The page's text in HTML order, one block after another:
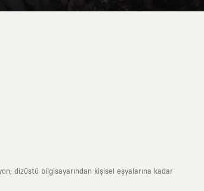
dizüstü bilgisayarından kişisel eşyalarına kadar